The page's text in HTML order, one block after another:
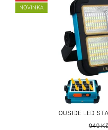
NOVINKA
OUSIDE LED
949